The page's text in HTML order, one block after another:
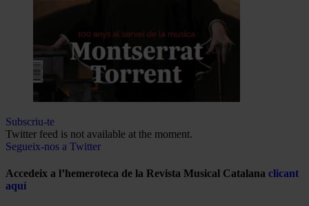
Subscriu-te
Twitter feed is not available at the moment.
Segueix-nos a Twitter
Accedeix a l’hemeroteca de la Revista Musical Catalana clicant
aquí